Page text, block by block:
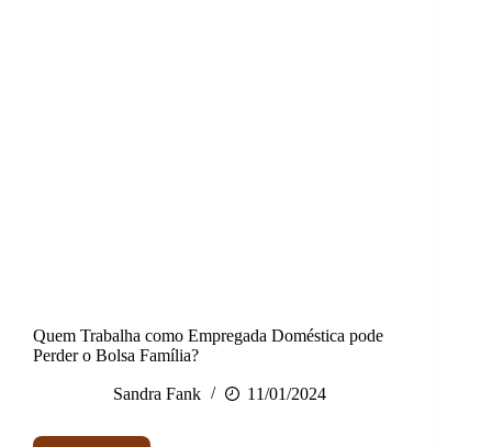
Quem Trabalha como Empregada Doméstica pode
Perder o Bolsa Família?
Sandra Fank 11/01/2024